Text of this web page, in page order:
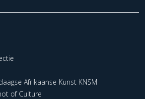
Afrikaanse Kunst KNSM
of Culture